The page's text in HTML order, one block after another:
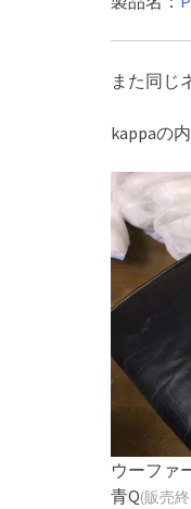
また同じ
kappaの
ウーファ
青Q(販売